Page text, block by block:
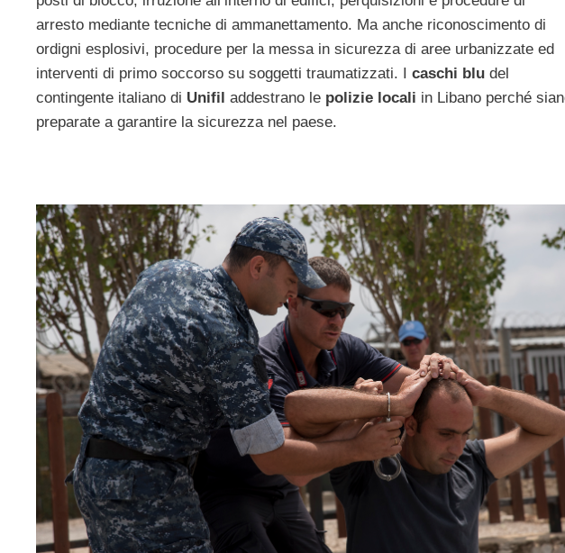
arresto mediante tecniche di ammanettamento. Ma anche riconoscimento di
ordigni esplosivi, procedure per la messa in sicurezza di aree urbanizzate ed
interventi di primo soccorso su soggetti traumatizzati. I caschi blu del
contingente italiano di Unifil addestrano le polizie locali in Libano perché
preparate a garantire la sicurezza nel paese.